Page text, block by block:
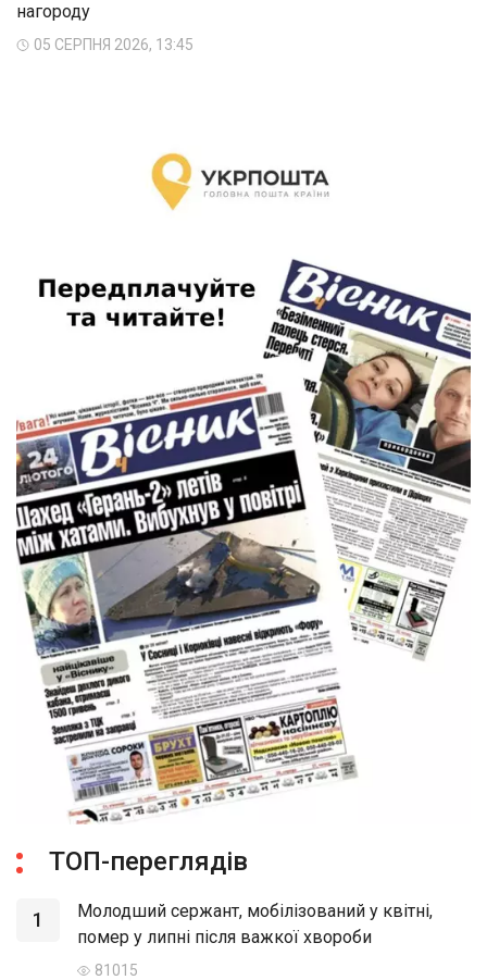
нагороду
05 СЕРПНЯ 2026, 13:45
ТОП-переглядів
1
Молодший сержант, мобілізований у квітні,
помер у липні після важкої хвороби
81015